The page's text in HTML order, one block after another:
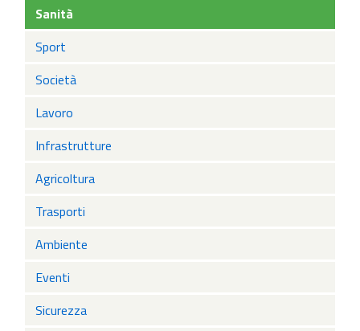
Sanità
Sport
Società
Lavoro
Infrastrutture
Agricoltura
Trasporti
Ambiente
Eventi
Sicurezza